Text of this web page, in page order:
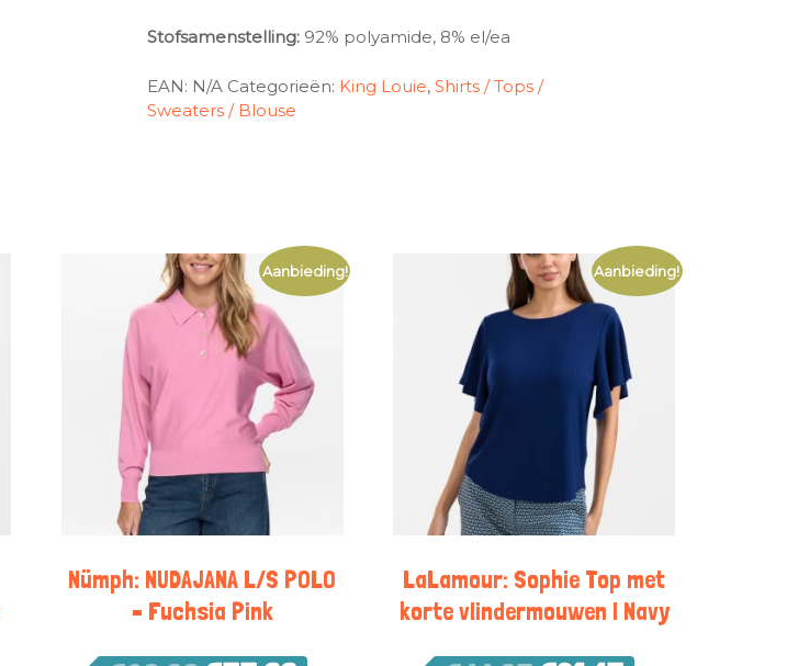
Stofsamenstelling: 92% polyamide, 8% el/ea
EAN: N/A Categorieën: King Louie, Shirts / Tops /
Sweaters / Blouse
Aanbieding!
Nümph: NUDAJANA L/S POLO
– Fuchsia Pink
Aanbieding!
LaLamour: Sophie Top met
korte vlindermouwen | Navy